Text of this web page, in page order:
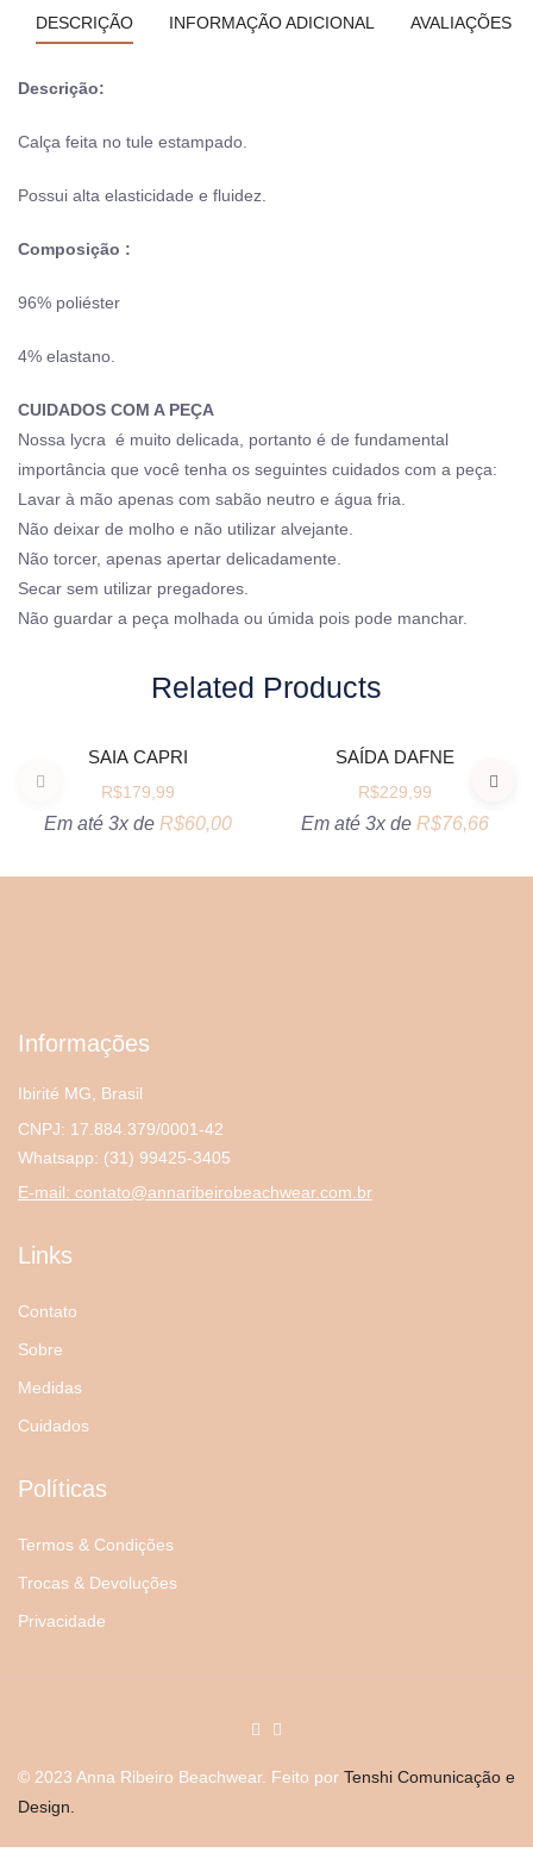
DESCRIÇÃO INFORMAÇÃO ADICIONAL AVALIAÇÕES
Descrição:
Calça feita no tule estampado.
Possui alta elasticidade e fluidez.
Composição :
96% poliéster
4% elastano.
CUIDADOS COM A PEÇA
Nossa lycra é muito delicada, portanto é de fundamental
importância que você tenha os seguintes cuidados com a peça:
Lavar à mão apenas com sabão neutro e água fria.
Não deixar de molho e não utilizar alvejante.
Não torcer, apenas apertar delicadamente.
Secar sem utilizar pregadores.
Não guardar a peça molhada ou úmida pois pode manchar.
Related Products
VER OPÇÕES
SAIA CAPRI
R$179,99
Em até 3x de R$60,00
VER OPÇÕES
SAÍDA DAFNE
R$229,99
Em até 3x de R$76,66
Informações
Ibirité MG, Brasil
CNPJ: 17.884.379/0001-42
Whatsapp: (31) 99425-3405
E-mail: contato@annaribeirobeachwear.com.br
Links
Contato
Sobre
Medidas
Cuidados
Políticas
Termos & Condições
Trocas & Devoluções
Privacidade
© 2023 Anna Ribeiro Beachwear. Feito por Tenshi Comunicação e
Design.